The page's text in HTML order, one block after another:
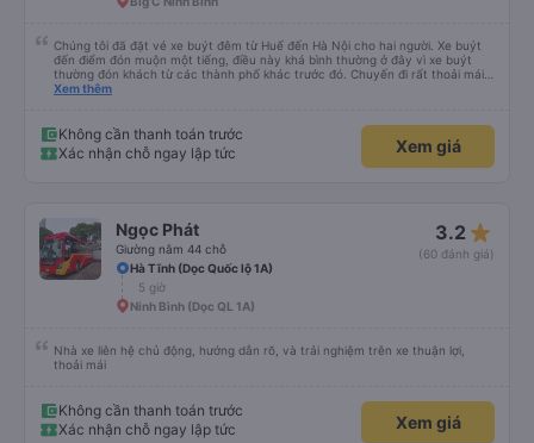
Chúng tôi đã đặt vé xe buýt đêm từ Huế đến Hà Nội cho hai người. Xe buýt
đến điểm đón muộn một tiếng, điều này khá bình thường ở đây vì xe buýt
thường đón khách từ các thành phố khác trước đó. Chuyến đi rất thoải mái,
ghế nằm êm ái, và ngay cả người cao 1,80 m như tôi vẫn ngủ ngon. Sau khi
rắc rối như vậy, nhưng thật tốt khi thấy công ty xe buýt quan tâm đến
khách hàng của mình. Chúng tôi chắc chắn sẽ đi xe của họ lần nữa.
Xem thêm
Không cần thanh toán trước
Xác nhận chỗ ngay lập tức
Xem giá
Ngọc Phát
Giường nằm 44 chỗ
3.2 star_rate
(60 đánh giá)
Hà Tĩnh (Dọc Quốc lộ 1A)
5 giờ
Ninh Bình (Dọc QL 1A)
Nhà xe liên hệ chủ động, hướng dẫn rõ, và trải nghiệm trên xe thuận lợi,
thoải mái
Không cần thanh toán trước
Xác nhận chỗ ngay lập tức
Xem giá